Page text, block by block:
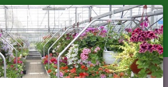
z e-shopu je 300 Kč.
opadl a balíček můžete čekat
po přijetí objednávky. Objednávky
v jakém přišly...
CZK 0ks
za0 Kč